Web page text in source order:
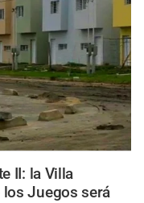
II: la Villa
Juegos será